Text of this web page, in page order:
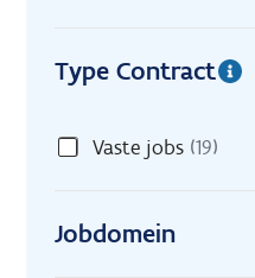
Type Contract
Vaste jobs (19)
Jobdomein